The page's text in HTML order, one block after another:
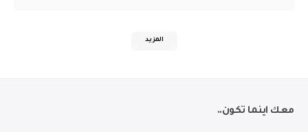
المزيد
معك اينما تكون..